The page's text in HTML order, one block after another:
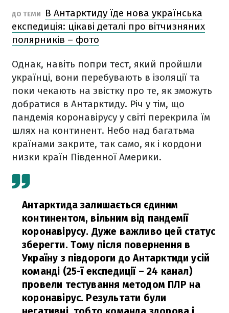
ДО ТЕМИ
В Антарктиду їде нова українська
експедиція: цікаві деталі про вітчизняних
полярників – фото
Однак, навіть попри тест, який пройшли
українці, вони перебувають в ізоляції та
поки чекають на звістку про те, як зможуть
добратися в Антарктиду. Річ у тім, що
пандемія коронавірусу у світі перекрила їм
шлях на континент. Небо над багатьма
країнами закрите, так само, як і кордони
низки країн Південної Америки.
Антарктида залишається єдиним
континентом, вільним від пандемії
коронавірусу. Дуже важливо цей статус
зберегти. Тому після повернення в
Україну з півдороги до Антарктиди усій
команді (25-ї експедиції – 24 канал)
провели тестування методом ПЛР на
коронавірус. Результати були